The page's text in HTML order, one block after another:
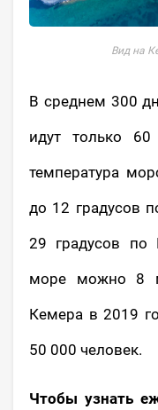
Вид на
В среднем 300
идут только
температура
до 12 градусов
29 градусов по
море можно 8
Кемера в 2019
50 000 человек.
Чтобы узнать